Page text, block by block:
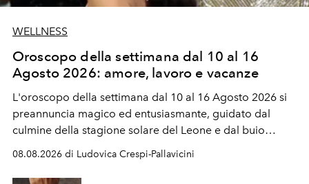
WELLNESS
Oroscopo della settimana dal 10 al 16
Agosto 2026: amore, lavoro e vacanze
L'oroscopo della settimana dal 10 al 16 Agosto 2026 si
preannuncia magico ed entusiasmante, guidato dal
culmine della stagione solare del Leone e dal buio
favorevole della Luna nuova in Leone del 12 agosto,
ideale per la notte delle Perseidi.
08.08.2026 di Ludovica Crespi-Pallavicini